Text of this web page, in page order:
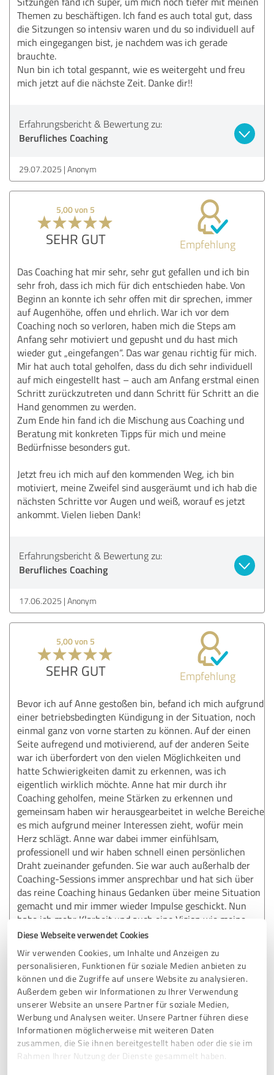
Diese Webseite verwendet Cookies
Wir verwenden Cookies, um Inhalte und Anzeigen zu
personalisieren, Funktionen für soziale Medien anbieten zu
können und die Zugriffe auf unsere Website zu analysieren.
Außerdem geben wir Informationen zu Ihrer Verwendung
unserer Website an unsere Partner für soziale Medien,
Werbung und Analysen weiter. Unsere Partner führen diese
Informationen möglicherweise mit weiteren Daten
zusammen, die Sie ihnen bereitgestellt haben oder die sie im
Rahmen Ihrer Nutzung der Dienste gesammelt haben.
Themen zu beschäftigen. Ich fand es auch total gut, dass
die Sitzungen so intensiv waren und du so individuell auf
mich eingegangen bist, je nachdem was ich gerade
brauchte.
Nun bin ich total gespannt, wie es weitergeht und freu
mich jetzt auf die nächste Zeit. Danke dir!!
Erfahrungsbericht & Bewertung zu:
Berufliches Coaching
29.07.2025 Anonym
5,00 von 5
SEHR GUT Empfehlung
Das Coaching hat mir sehr, sehr gut gefallen und ich bin
sehr froh, dass ich mich für dich entschieden habe. Von
Beginn an konnte ich sehr offen mit dir sprechen, immer
auf Augenhöhe, offen und ehrlich. War ich vor dem
Coaching noch so verloren, haben mich die Steps am
Anfang sehr motiviert und gepusht und du hast mich
wieder gut „eingefangen“. Das war genau richtig für mich.
Mir hat auch total geholfen, dass du dich sehr individuell
auf mich eingestellt hast – auch am Anfang erstmal einen
Schritt zurückzutreten und dann Schritt für Schritt an die
Hand genommen zu werden.
Zum Ende hin fand ich die Mischung aus Coaching und
Beratung mit konkreten Tipps für mich und meine
Bedürfnisse besonders gut.
Jetzt freu ich mich auf den kommenden Weg, ich bin
motiviert, meine Zweifel sind ausgeräumt und ich hab die
nächsten Schritte vor Augen und weiß, worauf es jetzt
ankommt. Vielen lieben Dank!
Erfahrungsbericht & Bewertung zu:
Berufliches Coaching
17.06.2025 Anonym
5,00 von 5
SEHR GUT Empfehlung
Bevor ich auf Anne gestoßen bin, befand ich mich aufgrund
einer betriebsbedingten Kündigung in der Situation, noch
einmal ganz von vorne starten zu können. Auf der einen
Seite aufregend und motivierend, auf der anderen Seite
war ich überfordert von den vielen Möglichkeiten und
hatte Schwierigkeiten damit zu erkennen, was ich
eigentlich wirklich möchte. Anne hat mir durch ihr
Coaching geholfen, meine Stärken zu erkennen und
gemeinsam haben wir herausgearbeitet in welche Bereiche
es mich aufgrund meiner Interessen zieht, wofür mein
Herz schlägt. Anne war dabei immer einfühlsam,
professionell und wir haben schnell einen persönlichen
Draht zueinander gefunden. Sie war auch außerhalb der
Coaching-Sessions immer ansprechbar und hat sich über
das reine Coaching hinaus Gedanken über meine Situation
gemacht und mir immer wieder Impulse geschickt. Nun
habe ich mehr Klarheit und auch eine Vision wie meine
berufliche Zukunft aussehen kann und dank Anne habe ich
kann. Vielen Dank!
Erfahrungsbericht & Bewertung zu:
Berufliches Coaching
29.04.2025 Anonym